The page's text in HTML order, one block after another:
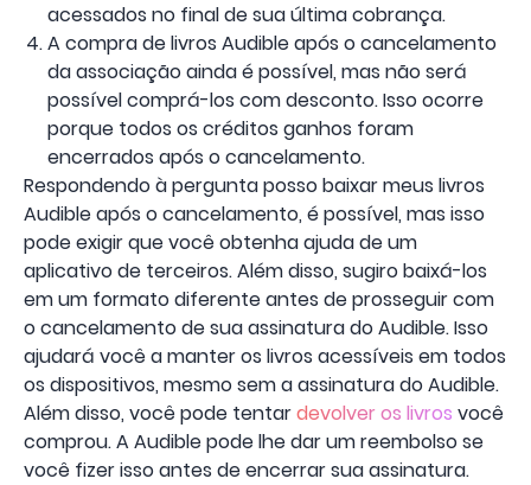
acessados ​​no final de sua última cobrança.
A compra de livros Audible após o cancelamento
da associação ainda é possível, mas não será
possível comprá-los com desconto. Isso ocorre
porque todos os créditos ganhos foram
encerrados após o cancelamento.
Respondendo à pergunta posso baixar meus livros
Audible após o cancelamento, é possível, mas isso
pode exigir que você obtenha ajuda de um
aplicativo de terceiros. Além disso, sugiro baixá-los
em um formato diferente antes de prosseguir com
o cancelamento de sua assinatura do Audible. Isso
ajudará você a manter os livros acessíveis em todos
os dispositivos, mesmo sem a assinatura do Audible.
Além disso, você pode tentardevolver os livros você
comprou. A Audible pode lhe dar um reembolso se
você fizer isso antes de encerrar sua assinatura.